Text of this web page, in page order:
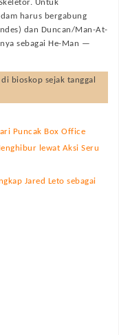
Untuk
harus bergabung
dan Duncan/Man-At-
sebagai He-Man —
bioskop sejak tanggal
Puncak Box Office
lewat Aksi Seru
Jared Leto sebagai